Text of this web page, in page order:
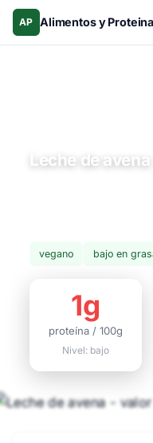
AP Alimentos y
Leche de avena
vegano bajo en
1g
proteína / 100g
Nivel: bajo